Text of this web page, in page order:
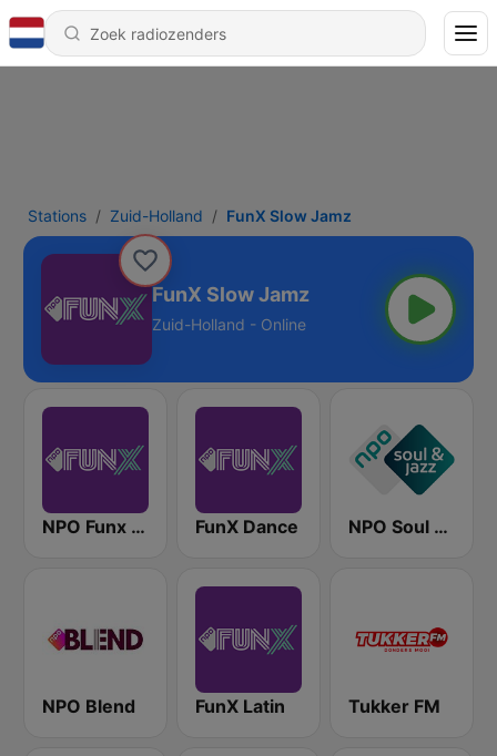
Stations Zuid-Holland FunX Slow Jamz
FunX Slow Jamz
Zuid-Holland - Online
NPO Funx NL FunX Dance NPO Soul & Jazz
NPO Blend FunX Latin Tukker FM